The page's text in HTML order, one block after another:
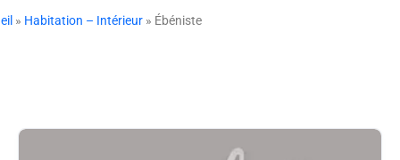
» Habitation – Intérieur » Ébéniste